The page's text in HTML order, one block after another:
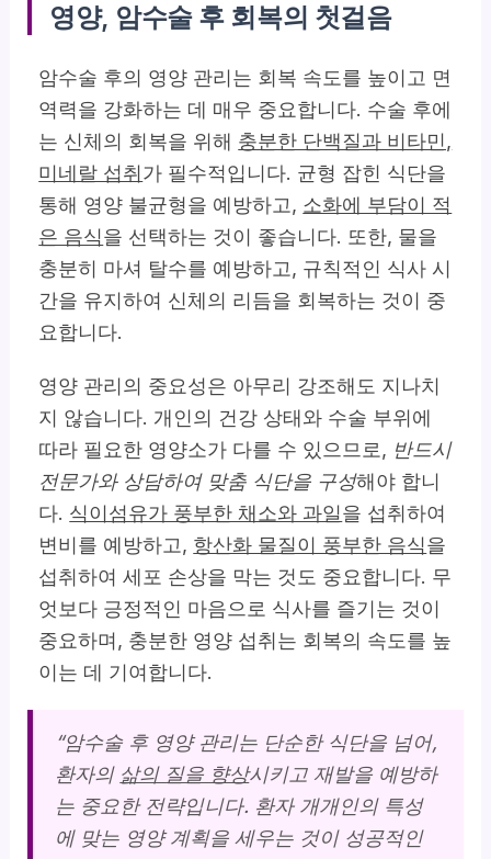
영양, 암수술 후 회복의 첫걸음
암수술 후의 영양 관리는 회복 속도를 높이고 면
역력을 강화하는 데 매우 중요합니다. 수술 후에
는 신체의 회복을 위해 충분한 단백질과 비타민,
미네랄 섭취가 필수적입니다. 균형 잡힌 식단을
통해 영양 불균형을 예방하고, 소화에 부담이 적
은 음식을 선택하는 것이 좋습니다. 또한, 물을
충분히 마셔 탈수를 예방하고, 규칙적인 식사 시
간을 유지하여 신체의 리듬을 회복하는 것이 중
요합니다.
영양 관리의 중요성은 아무리 강조해도 지나치
지 않습니다. 개인의 건강 상태와 수술 부위에
따라 필요한 영양소가 다를 수 있으므로, 반드시
전문가와 상담하여 맞춤 식단을 구성해야 합니
다. 식이섬유가 풍부한 채소와 과일을 섭취하여
변비를 예방하고, 항산화 물질이 풍부한 음식을
섭취하여 세포 손상을 막는 것도 중요합니다. 무
엇보다 긍정적인 마음으로 식사를 즐기는 것이
중요하며, 충분한 영양 섭취는 회복의 속도를 높
이는 데 기여합니다.
“암수술 후 영양 관리는 단순한 식단을 넘어,
환자의 삶의 질을 향상시키고 재발을 예방하
는 중요한 전략입니다. 환자 개개인의 특성
에 맞는 영양 계획을 세우는 것이 성공적인